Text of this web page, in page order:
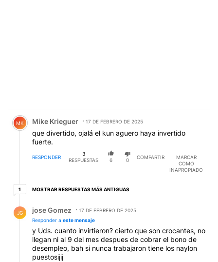
Comentario de Mike Krieguer.
MK Mike Krieguer 17 DE FEBRERO DE 2025
que divertido, ojalá el kun aguero haya invertido
fuerte.
RESPONDER
3
RESPUESTAS
6 0
COMPARTIR
MARCAR
COMO
INAPROPIADO
11 respuesta más antiguas
MOSTRAR RESPUESTAS MÁS ANTIGUAS
JG jose Gomez
17 DE FEBRERO DE 2025
Responder a este mensaje
y Uds. cuanto invirtieron? cierto que son crocantes, no
llegan ni al 9 del mes despues de cobrar el bono de
desempleo, bah si nunca trabajaron tiene los naylon
puestosijij